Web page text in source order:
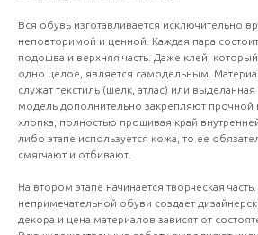
Вся обувь изготавливается исключительно
неповторимой и ценной. Каждая пара состоит
подошва и верхняя часть. Даже клей,
одно целое, является самодельным.
служат текстиль (шелк, атлас) или
модель дополнительно закрепляют прочной
хлопка, полностью прошивая край
либо этапе используется кожа, то ее
смягчают и отбивают.
На втором этапе начинается творческая
непримечательной обуви создает
декора и цена материалов зависят от